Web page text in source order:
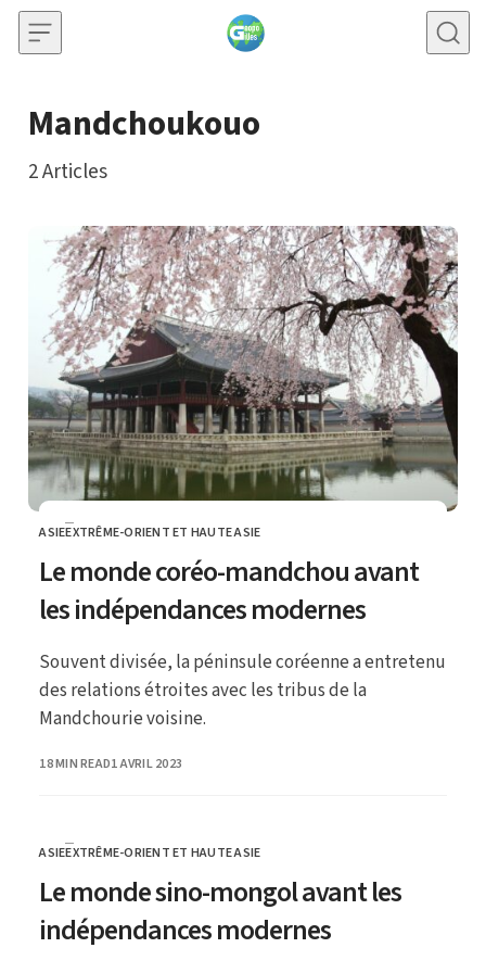
Skip to content
Mandchoukouo
2Articles
CATEGORY
ASIEEXTRÊME-ORIENT ET HAUTE ASIE
Le monde coréo-mandchou avant
les indépendances modernes
Souvent divisée, la péninsule coréenne a entretenu
des relations étroites avec les tribus de la
Mandchourie voisine.
18 MIN READPUBLISHED
1 AVRIL 2023
CATEGORY
ASIEEXTRÊME-ORIENT ET HAUTE ASIE
Le monde sino-mongol avant les
indépendances modernes